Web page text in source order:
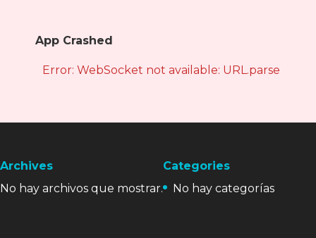
App Crashed
Error: WebSocket not available: URL.parse is
Archives
No hay archivos que mostrar.
Categories
No hay categorías